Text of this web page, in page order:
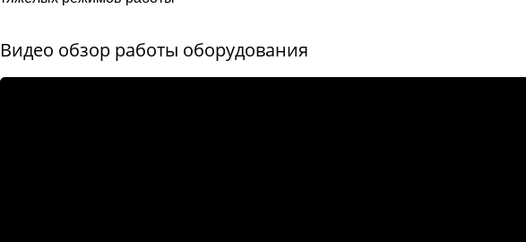
Видео обзор работы оборудования